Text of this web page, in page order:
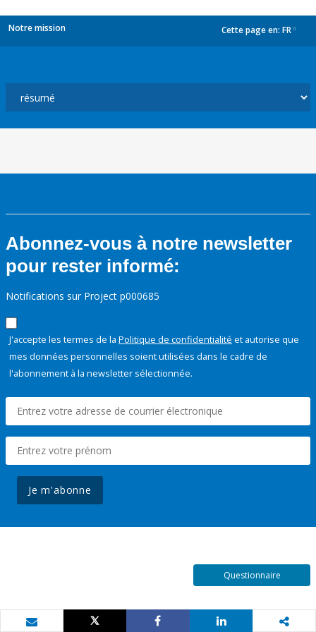
Notre mission Cette page en: FR
Abonnez-vous à notre newsletter
pour rester informé:
Notifications sur Project p000685
J'accepte les termes de la Politique de confidentialité et autorise que
mes données personnelles soient utilisées dans le cadre de
l'abonnement à la newsletter sélectionnée.
Je m'abonne
Questionnaire